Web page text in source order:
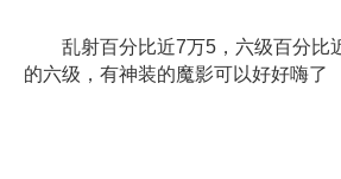
乱射百分比近7万5，六级百分比
的六级，有神装的魔影可以好好嗨了